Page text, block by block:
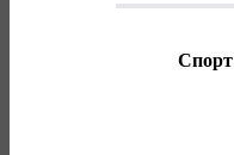
Спорт